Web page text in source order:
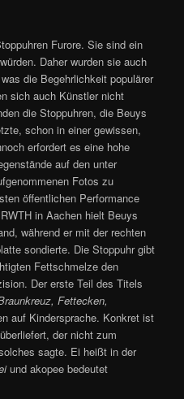
Furore. Sie sind ein
Daher wurden sie auch
die Begehrlichkeit populärer
sich auch Künstler nicht
die Stoppuhren, die Beuys
schon in einer gewissen,
erfordert es eine hohe
auf den unter
Fotos zu
öffentlichen Performance
in Aachen hielt Beuys
während er mit der rechten
sondierte. Die Stoppuhr gibt
Fettschmelze den
Der erste Teil des Titels
Fettecken,
auf Kindersprache. Konkret ist
der nicht zum
sagte. Ei heißt in der
und akopee bedeutet